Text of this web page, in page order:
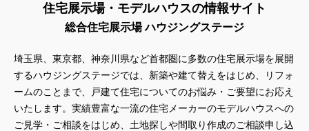
住宅展示場・モデルハウスの情報サイト
総合住宅展示場 ハウジングステージ
埼玉県、東京都、神奈川県など首都圏に多数の住宅展示場を展開
するハウジングステージでは、新築や建て替えをはじめ、リフォ
ームのことまで、戸建て住宅についてのお悩み・ご要望にお応え
いたします。実績豊富な一流の住宅メーカーのモデルハウスへの
ご見学・ご相談をはじめ、土地探しや間取り作成のご相談申し込